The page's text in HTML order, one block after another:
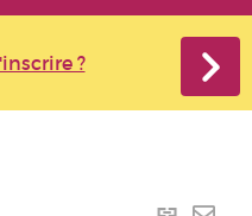
?
Lien